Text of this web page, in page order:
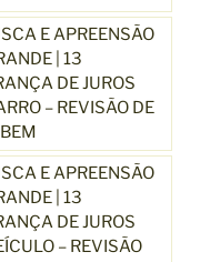
E APREENSÃO
| 13
DE JUROS
– REVISÃO DE
E APREENSÃO
| 13
DE JUROS
– REVISÃO